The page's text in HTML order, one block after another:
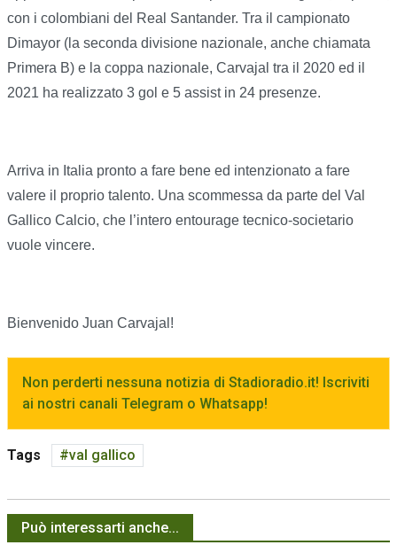
con i colombiani del Real Santander. Tra il campionato
Dimayor (la seconda divisione nazionale, anche chiamata
Primera B) e la coppa nazionale, Carvajal tra il 2020 ed il
2021 ha realizzato 3 gol e 5 assist in 24 presenze.
Arriva in Italia pronto a fare bene ed intenzionato a fare
valere il proprio talento. Una scommessa da parte del Val
Gallico Calcio, che l’intero entourage tecnico-societario
vuole vincere.
Bienvenido Juan Carvajal!
Non perderti nessuna notizia di Stadioradio.it! Iscriviti
ai nostri canali Telegram o Whatsapp!
Tags val gallico
Può interessarti anche...